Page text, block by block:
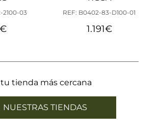
2100-03
€
REF: B0402-83-D100-01
1.191€
tienda más cercana
NUESTRAS TIENDAS